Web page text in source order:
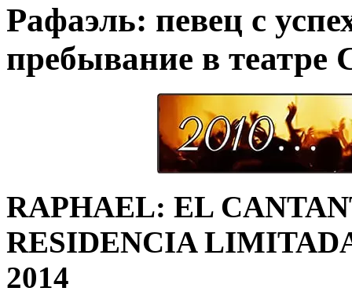
Рафаэль: певец с
пребывание в театре
RAPHAEL: EL
RESIDENCIA
2014